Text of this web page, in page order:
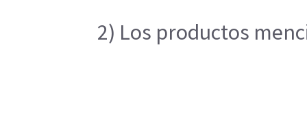
2) Los productos